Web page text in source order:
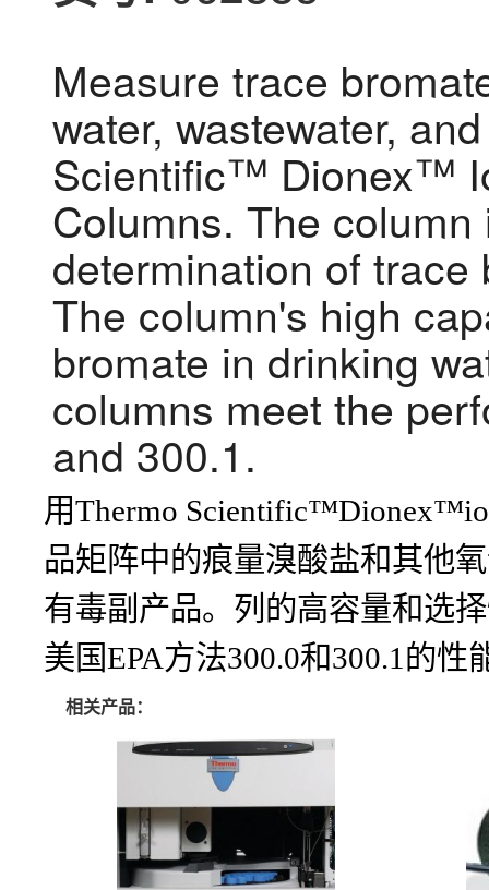
Measure trace
water, wastewater,
Scientific™ Dionex™
Columns. The
determination of
The column's high
bromate in drinking
columns meet the
and 300.1.
用Thermo
品矩阵中的痕量溴酸盐和其他
有毒副产品。列的高容量和选
美国EPA方法300.0和300.1的性
相关产品：